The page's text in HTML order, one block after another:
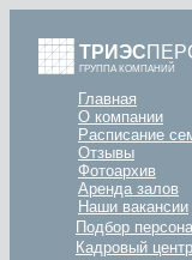
ТРИЭС
ГРУППА КОМПАНИЙ
Главная
О компании
Расписание
Отзывы
Фотоархив
Аренда залов
Наши вакансии
Подбор
Кадровый